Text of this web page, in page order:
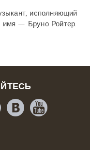
исполняющий
имя — Бруно Ройтер.